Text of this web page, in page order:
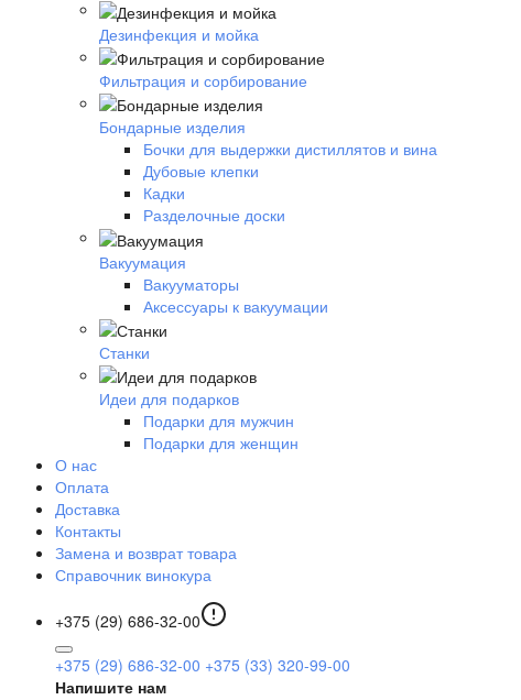
Дезинфекция и мойка
Фильтрация и сорбирование
Бондарные изделия
Бочки для выдержки дистиллятов и вина
Дубовые клепки
Кадки
Разделочные доски
Вакуумация
Вакууматоры
Аксессуары к вакуумации
Станки
Идеи для подарков
Подарки для мужчин
Подарки для женщин
О нас
Оплата
Доставка
Контакты
Замена и возврат товара
Справочник винокура
+375 (29) 686-32-00
+375 (29) 686-32-00 +375 (33) 320-99-00
Напишите нам